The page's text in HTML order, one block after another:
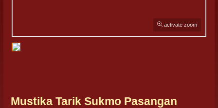
activate zoom
Mustika Tarik Sukmo Pasangan